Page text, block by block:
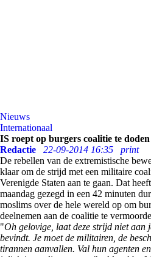
Nieuws
Internationaal
IS roept op burgers coalitie te doden
Redactie
22-09-2014 16:35
print
De rebellen van de extremistische
klaar om de strijd met een militaire
Verenigde Staten aan te gaan. Dat
maandag gezegd in een 42 minuten
moslims over de hele wereld op om
deelnemen aan de coalitie te
"Oh gelovige, laat deze strijd niet
bevindt. Je moet de militairen, de
tirannen aanvallen. Val hun agenten